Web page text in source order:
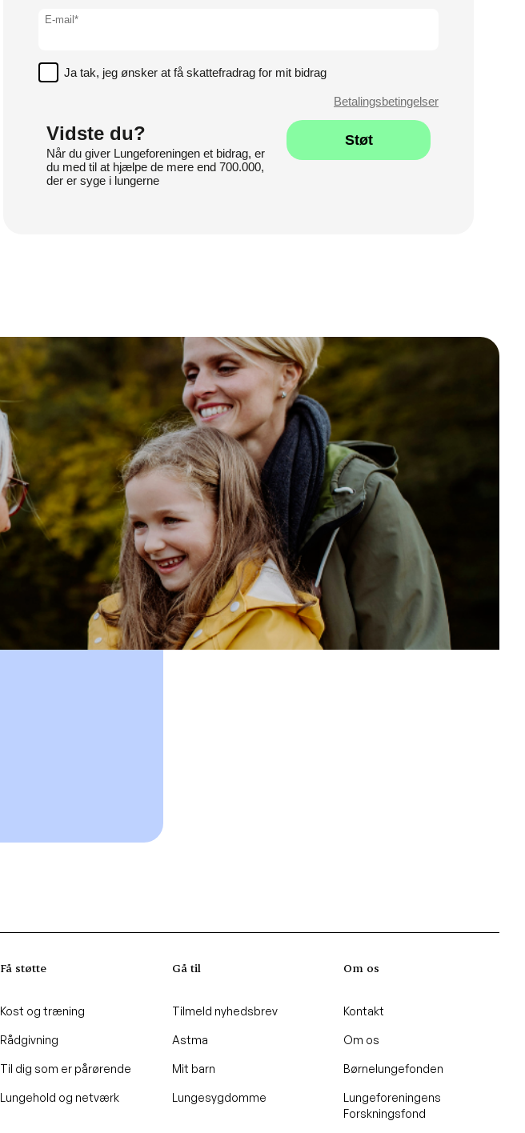
Få støtte
Kost og træning
Rådgivning
Til dig som er pårørende
Lungehold og netværk
Gå til
Tilmeld nyhedsbrev
Astma
Mit barn
Lungesygdomme
Om os
Kontakt
Om os
Børnelungefonden
Lungeforeningens
Forskningsfond